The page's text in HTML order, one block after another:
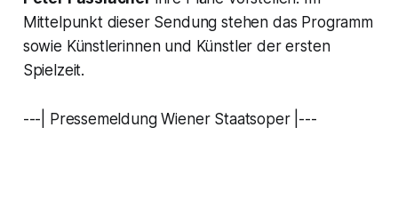
Mittelpunkt dieser Sendung stehen das Programm
sowie Künstlerinnen und Künstler der ersten
Spielzeit.
---| Pressemeldung Wiener Staatsoper |---